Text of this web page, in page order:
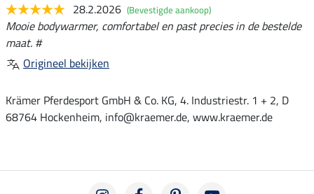
28.2.2026 (Bevestigde aankoop)
Mooie bodywarmer, comfortabel en past precies in de bestelde
maat. #
Origineel bekijken
Krämer Pferdesport GmbH & Co. KG, 4. Industriestr. 1 + 2, D
68764 Hockenheim, info@kraemer.de, www.kraemer.de